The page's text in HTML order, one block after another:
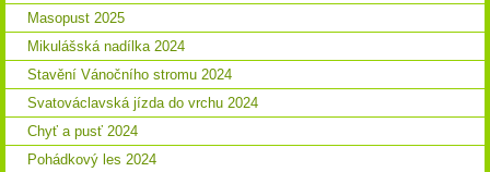
Masopust 2025
Mikulášská nadílka 2024
Stavění Vánočního stromu 2024
Svatováclavská jízda do vrchu 2024
Chyť a pusť 2024
Pohádkový les 2024